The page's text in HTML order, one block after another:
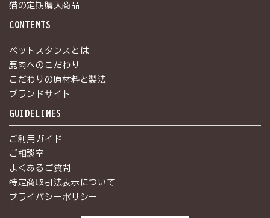
猫の定期購入商品
CONTENTS
ペットスタンスとは
鹿肉へのこだわり
こだわりの原材料と製法
ブランドサイト
GUIDELINES
ご利用ガイド
ご相談室
よくあるご質問
特定商取引法表示について
プライバシーポリシー